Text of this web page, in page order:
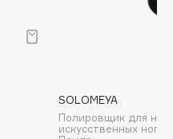
SOLOMEYA
Полировщик для
искусственных